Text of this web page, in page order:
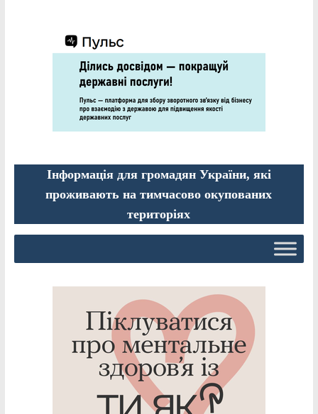
Інформація для громадян України, які
проживають на тимчасово окупованих
територіях